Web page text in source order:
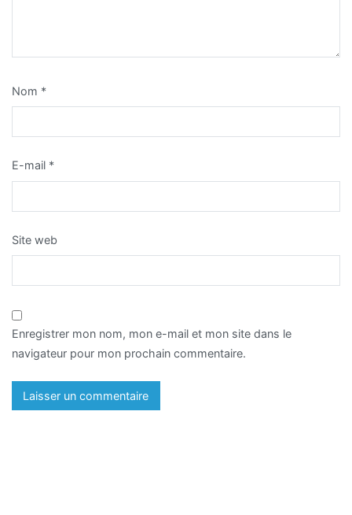
Nom *
E-mail *
Site web
Enregistrer mon nom, mon e-mail et mon site dans le
navigateur pour mon prochain commentaire.